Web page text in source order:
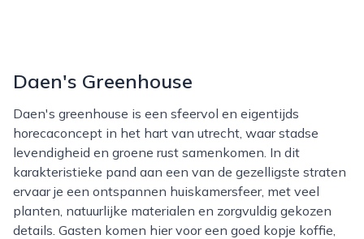
Daen's Greenhouse
Daen's greenhouse is een sfeervol en eigentijds
horecaconcept in het hart van utrecht, waar stadse
levendigheid en groene rust samenkomen. In dit
karakteristieke pand aan een van de gezelligste straten
ervaar je een ontspannen huiskamersfeer, met veel
planten, natuurlijke materialen en zorgvuldig gekozen
details. Gasten komen hier voor een goed kopje koffie,